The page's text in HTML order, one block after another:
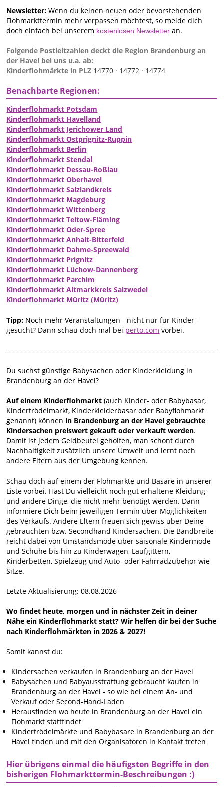
Newsletter: Wenn du keinen neuen oder bevorstehenden
Flohmarkttermin mehr verpassen möchtest, so melde dich
doch einfach bei unserem kostenlosen Newsletter an.
Folgende Postleitzahlen deckt die Region Brandenburg an
der Havel bei uns u.a. ab:
Kinderflohmärkte in PLZ 14770 · 14772 · 14774
Benachbarte Regionen:
Kinderflohmarkt Potsdam
Kinderflohmarkt Havelland
Kinderflohmarkt Jerichower Land
Kinderflohmarkt Ostprignitz-Ruppin
Kinderflohmarkt Berlin
Kinderflohmarkt Stendal
Kinderflohmarkt Dessau-Roßlau
Kinderflohmarkt Oberhavel
Kinderflohmarkt Salzlandkreis
Kinderflohmarkt Magdeburg
Kinderflohmarkt Wittenberg
Kinderflohmarkt Teltow-Fläming
Kinderflohmarkt Oder-Spree
Kinderflohmarkt Anhalt-Bitterfeld
Kinderflohmarkt Dahme-Spreewald
Kinderflohmarkt Prignitz
Kinderflohmarkt Lüchow-Dannenberg
Kinderflohmarkt Parchim
Kinderflohmarkt Altmarkkreis Salzwedel
Kinderflohmarkt Müritz (Müritz)
Tipp: Noch mehr Veranstaltungen - nicht nur für Kinder -
gesucht? Dann schau doch mal bei perto.com vorbei.
Du suchst günstige Babysachen oder Kinderkleidung in
Brandenburg an der Havel?
Auf einem Kinderflohmarkt (auch Kinder- oder Babybasar,
Kindertrödelmarkt, Kinderkleiderbasar oder Babyflohmarkt
genannt) können in Brandenburg an der Havel gebrauchte
Kindersachen preiswert gekauft oder verkauft werden.
Damit ist jedem Geldbeutel geholfen, man schont durch
Nachhaltigkeit zusätzlich unsere Umwelt und lernt noch
andere Eltern aus der Umgebung kennen.
Schau doch auf einem der Flohmärkte und Basare in unserer
Liste vorbei. Hast Du vielleicht noch gut erhaltene Kleidung
und andere Dinge, die nicht mehr benötigt werden. Dann
informiere Dich beim jeweiligen Termin über Möglichkeiten
des Verkaufs. Andere Eltern freuen sich gewiss über Deine
gebrauchten bzw. Secondhand Kindersachen. Die Bandbreite
reicht dabei von Umstandsmode über saisonale Kindermode
und Schuhe bis hin zu Kinderwagen, Laufgittern,
Kinderbetten, Spielzeug und Auto- oder Fahrradzubehör wie
Sitze.
Letzte Aktualisierung: 08.08.2026
Wo findet heute, morgen und in nächster Zeit in deiner
Nähe ein Kinderflohmarkt statt? Wir helfen dir bei der Suche
nach Kinderflohmärkten in 2026 & 2027!
Somit kannst du:
Kindersachen verkaufen in Brandenburg an der Havel
Babysachen und Babyausstrattung gebraucht kaufen in
Brandenburg an der Havel - so wie bei einem An- und
Verkauf oder Second-Hand-Laden
Herausfinden wo heute in Brandenburg an der Havel ein
Flohmarkt stattfindet
Kindertrödelmärkte und Babybasare in Brandenburg an der
Havel finden und mit den Organisatoren in Kontakt treten
Hier übrigens einmal die häufigsten Begriffe in den
bisherigen Flohmarkttermin-Beschreibungen :)